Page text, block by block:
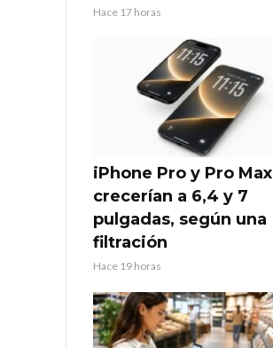
Hace 17 horas
iPhone Pro y Pro Max
crecerían a 6,4 y 7
pulgadas, según una
filtración
Hace 19 horas